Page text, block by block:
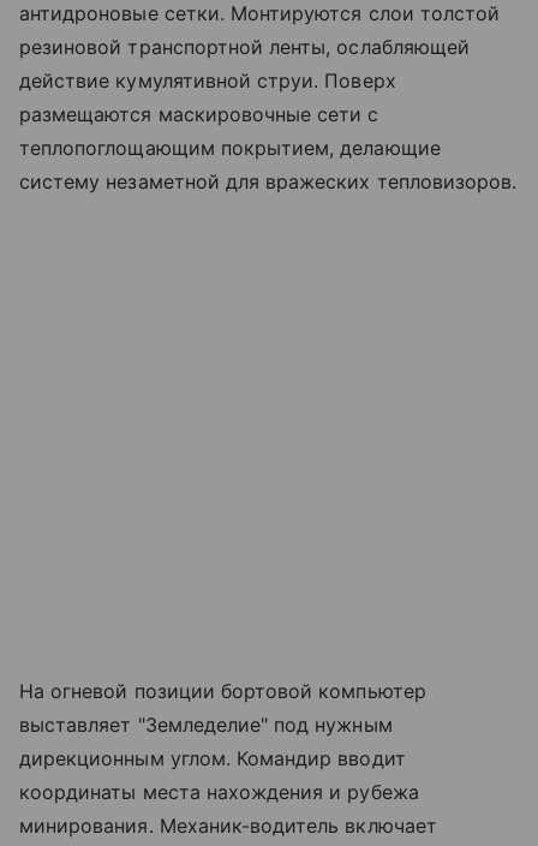
антидроновые сетки. Монтируются слои толстой
резиновой транспортной ленты, ослабляющей
действие кумулятивной струи. Поверх
размещаются маскировочные сети с
теплопоглощающим покрытием, делающие
систему незаметной для вражеских тепловизоров.
На огневой позиции бортовой компьютер
выставляет "Земледелие" под нужным
дирекционным углом. Командир вводит
координаты места нахождения и рубежа
минирования. Механик-водитель включает